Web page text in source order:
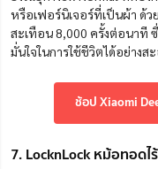
หรือเฟอร์นิเจอร์ที่เป็นผ้า ด้ว
สะเทือน 8,000 ครั้งต่อนาที
มั่นใจในการใช้ชีวิตได้อย่าง
ช้อป Xiaomi
7. LocknLock หม้อทอด